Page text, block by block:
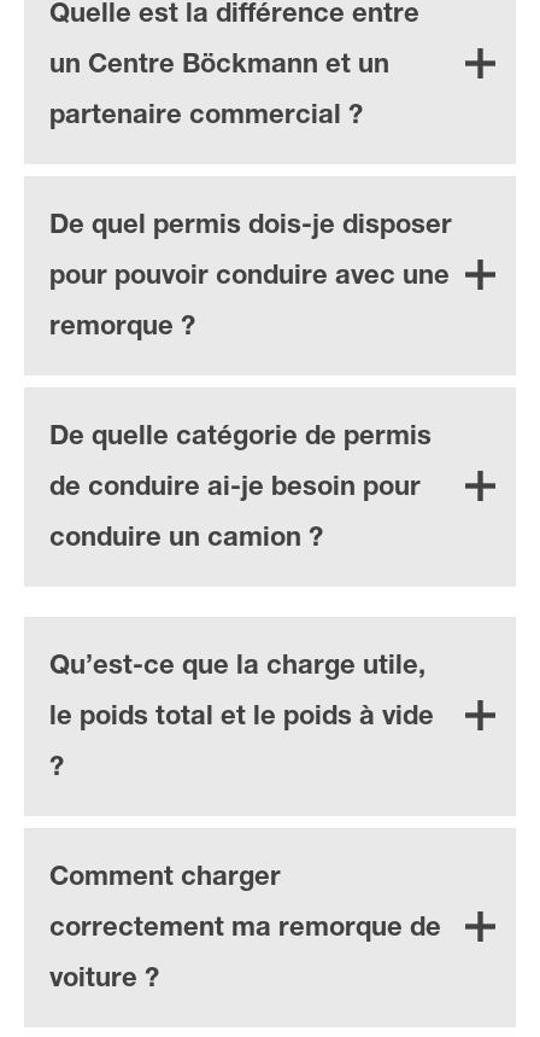
Quelle est la différence entre
un Centre Böckmann et un
partenaire commercial ?
De quel permis dois-je disposer
pour pouvoir conduire avec une
remorque ?
De quelle catégorie de permis
de conduire ai-je besoin pour
conduire un camion ?
Qu’est-ce que la charge utile,
le poids total et le poids à vide
?
Comment charger
correctement ma remorque de
voiture ?